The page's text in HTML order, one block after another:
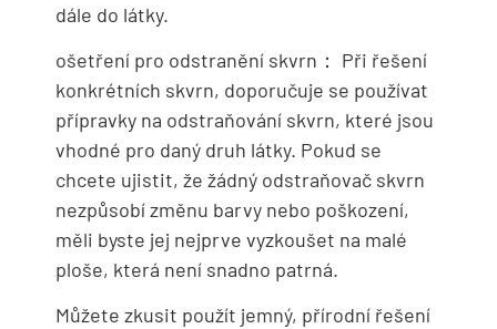
dále do látky.
ošetření pro odstranění skvrn： Při řešení
konkrétních skvrn, doporučuje se používat
přípravky na odstraňování skvrn, které jsou
vhodné pro daný druh látky. Pokud se
chcete ujistit, že žádný odstraňovač skvrn
nezpůsobí změnu barvy nebo poškození,
měli byste jej nejprve vyzkoušet na malé
ploše, která není snadno patrná.
Můžete zkusit použít jemný, přírodní řešení